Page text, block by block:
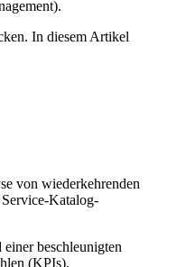
In diesem Artikel
von wiederkehrenden
Katalog-
beschleunigten
(KPIs).